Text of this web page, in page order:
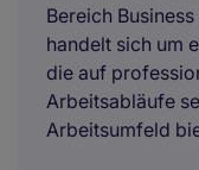
Bereich
handelt sich um
die auf
Arbeitsabläufe
Arbeitsumfeld